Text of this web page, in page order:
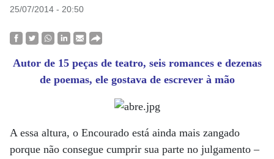
25/07/2014 - 20:50
Autor de 15 peças de teatro, seis romances e dezenas
de poemas, ele gostava de escrever à mão
A essa altura, o Encourado está ainda mais zangado
porque não consegue cumprir sua parte no julgamento –